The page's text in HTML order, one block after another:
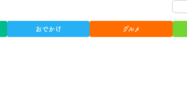
おでかけ グルメ